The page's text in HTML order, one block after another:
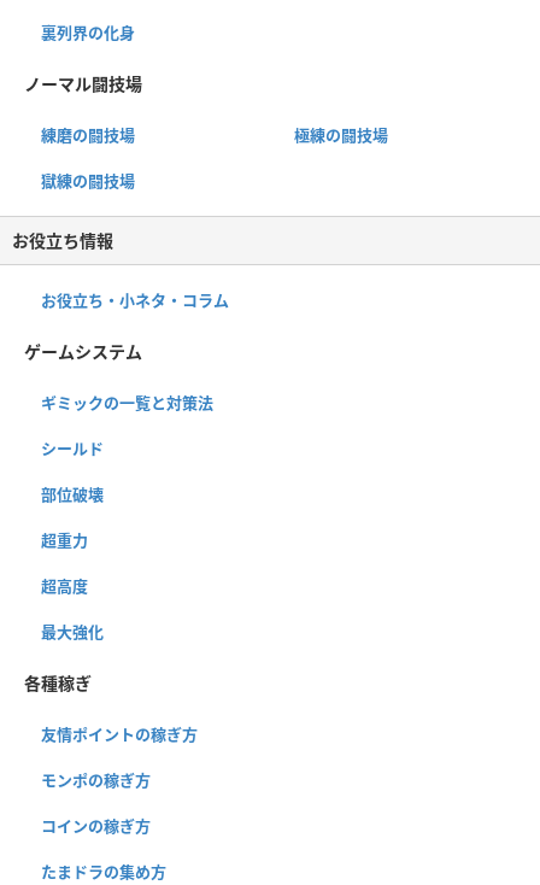
裏列界の化身
ノーマル闘技場
練磨の闘技場 極練の闘技場
獄練の闘技場
お役立ち情報
お役立ち・小ネタ・コラム
ゲームシステム
ギミックの一覧と対策法
シールド
部位破壊
超重力
超高度
最大強化
各種稼ぎ
友情ポイントの稼ぎ方
モンポの稼ぎ方
コインの稼ぎ方
たまドラの集め方